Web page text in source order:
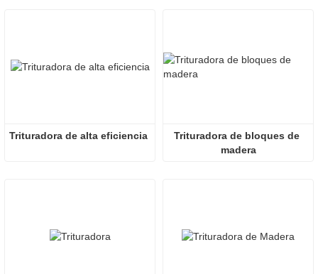
Trituradora de alta eficiencia
Trituradora de bloques de
madera